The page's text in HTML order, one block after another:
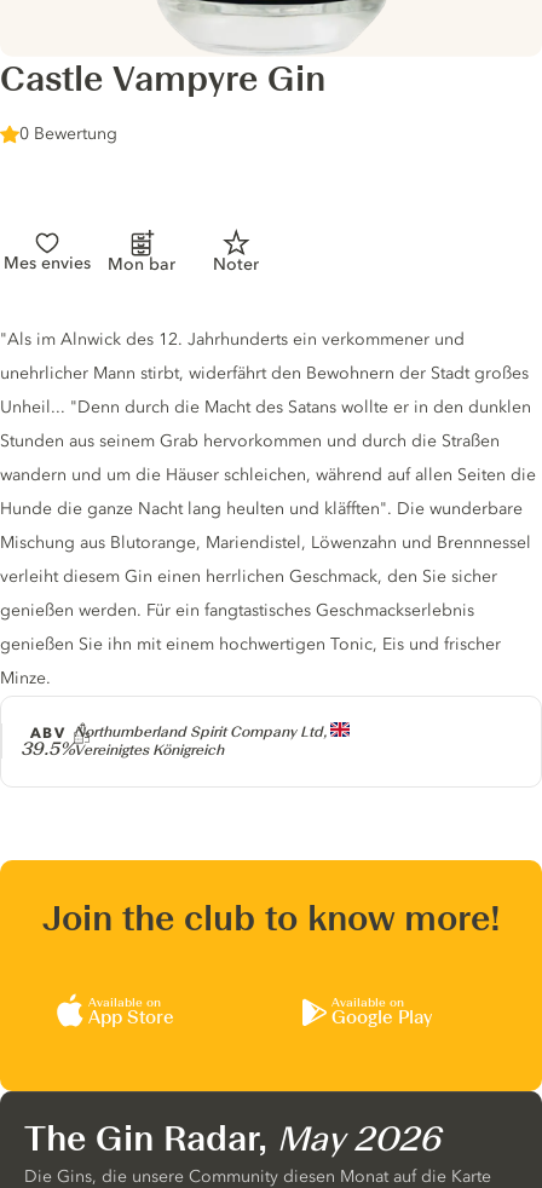
Castle Vampyre Gin
0 Bewertung
Mes envies Mon bar Noter
Producer
Northumberland Spirit Company Ltd,
Vereinigtes Königreich
ABV
39.5%
Gin description
"Als im Alnwick des 12. Jahrhunderts ein verkommener und
unehrlicher Mann stirbt, widerfährt den Bewohnern der Stadt großes
Unheil... "Denn durch die Macht des Satans wollte er in den dunklen
Stunden aus seinem Grab hervorkommen und durch die Straßen
wandern und um die Häuser schleichen, während auf allen Seiten die
Hunde die ganze Nacht lang heulten und kläfften". Die wunderbare
Mischung aus Blutorange, Mariendistel, Löwenzahn und Brennnessel
verleiht diesem Gin einen herrlichen Geschmack, den Sie sicher
genießen werden. Für ein fangtastisches Geschmackserlebnis
genießen Sie ihn mit einem hochwertigen Tonic, Eis und frischer
Minze.
Join the club to know more!
Available on
App Store
Available on
Google Play
The Gin Radar, May 2026
Die Gins, die unsere Community diesen Monat auf die Karte